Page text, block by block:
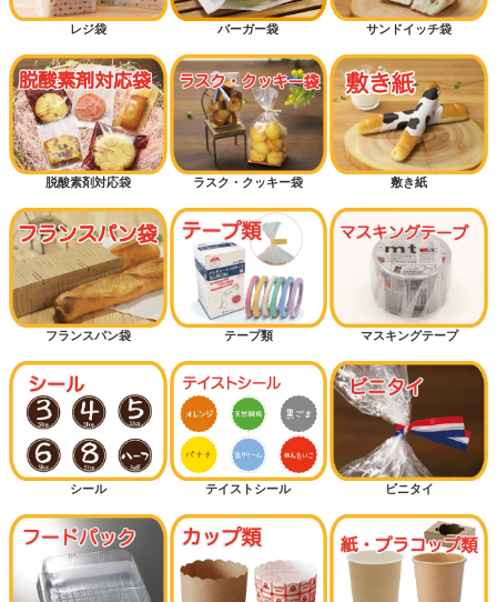
レジ袋 バーガー袋 サンドイッチ袋
脱酸素剤対応袋 ラスク・クッキー袋 敷き紙
フランスパン袋 テープ類 マスキングテープ
シール テイストシール ビニタイ